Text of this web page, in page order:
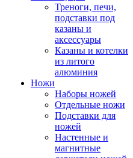
Треноги, печи,
подставки под
казаны и
аксессуары
Казаны и котелки
из литого
алюминия
Ножи
Наборы ножей
Отдельные ножи
Подставки для
ножей
Настенные и
магнитные